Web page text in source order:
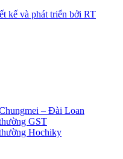
kế và phát triển bởi RT
– Đài Loan
GST
Hochiky